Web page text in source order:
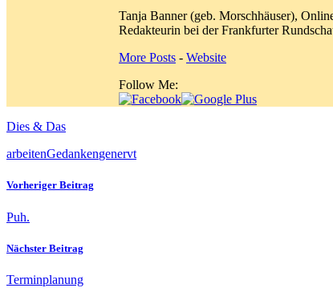
Tanja Banner (geb. Morschhäuser),
Redakteurin bei der Frankfurter
More Posts - Website
Follow Me:
Dies & Das
arbeitenGedankengenervt
Vorheriger Beitrag
Puh.
Nächster Beitrag
Terminplanung